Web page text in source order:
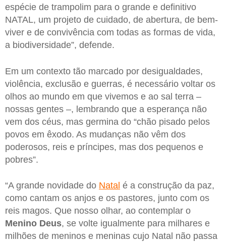
espécie de trampolim para o grande e definitivo
NATAL, um projeto de cuidado, de abertura, de bem-
viver e de convivência com todas as formas de vida,
a biodiversidade”, defende.
Em um contexto tão marcado por desigualdades,
violência, exclusão e guerras, é necessário voltar os
olhos ao mundo em que vivemos e ao sal terra –
nossas gentes –, lembrando que a esperança não
vem dos céus, mas germina do “chão pisado pelos
povos em êxodo. As mudanças não vêm dos
poderosos, reis e príncipes, mas dos pequenos e
pobres”.
“A grande novidade do Natal é a construção da paz,
como cantam os anjos e os pastores, junto com os
reis magos. Que nosso olhar, ao contemplar o
Menino Deus, se volte igualmente para milhares e
milhões de meninos e meninas cujo Natal não passa